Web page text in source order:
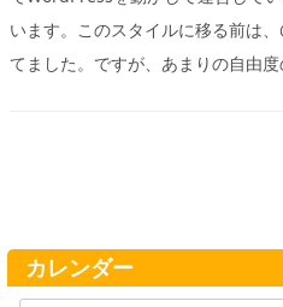
います。このスタイルに移る前は
てました。ですが、あまりの自由度
カレンダー